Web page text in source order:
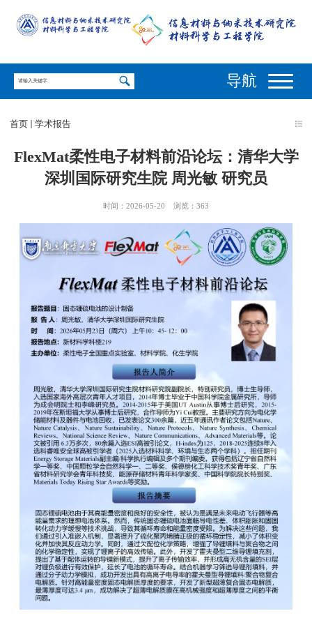
导航
首页 学术报告
FlexMat柔性电子材料前沿论坛：清华大学
深圳国际研究生院 周光敏 研究员
时间：2026-05-20 浏览： 363